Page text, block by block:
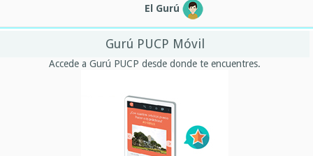
El Gurú
Gurú PUCP Móvil
Accede a Gurú PUCP desde donde te encuentres.